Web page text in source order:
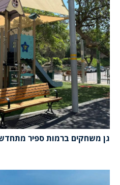
גן משחקים ברמות ספיר מתחדש